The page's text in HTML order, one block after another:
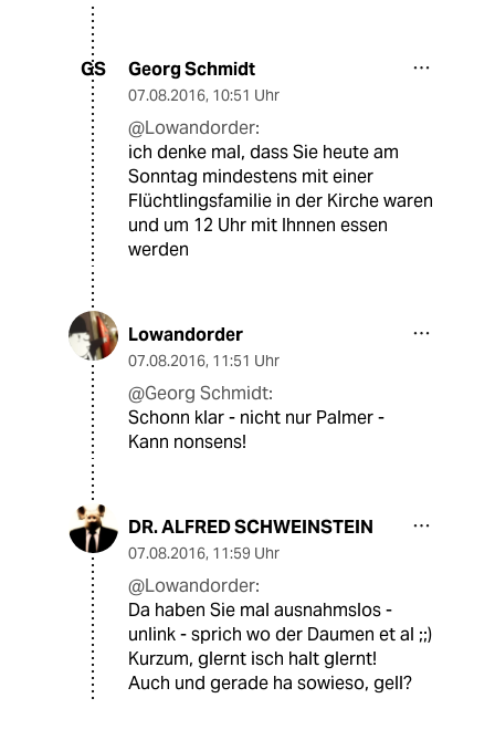
GS Georg Schmidt
07.08.2016, 10:51 Uhr
@Lowandorder:
ich denke mal, dass Sie heute am
Sonntag mindestens mit einer
Flüchtlingsfamilie in der Kirche waren
und um 12 Uhr mit Ihnnen essen
werden
Lowandorder
07.08.2016, 11:51 Uhr
@Georg Schmidt:
Schonn klar - nicht nur Palmer -
Kann nonsens!
DR. ALFRED SCHWEINSTEIN
07.08.2016, 11:59 Uhr
@Lowandorder:
Da haben Sie mal ausnahmslos -
unlink - sprich wo der Daumen et al ;;)
Kurzum, glernt isch halt glernt!
Auch und gerade ha sowieso, gell?